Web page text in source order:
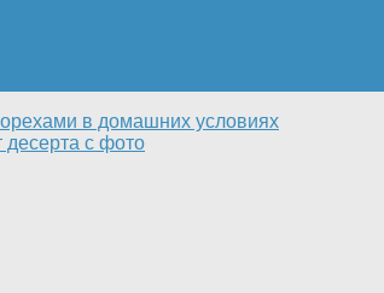
в домашних условиях
десерта с фото